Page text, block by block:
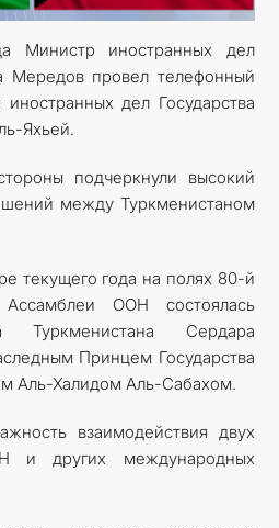
МИД
ДАННЫЕ
Министр иностранных дел
Мередов провел телефонный
дел Государства
Яхьей.
подчеркнули высокий
между Туркменистаном
текущего года на полях 80-й
ООН состоялась
Туркменистана Сердара
Принцем Государства
Аль-Халидом Аль-Сабахом.
взаимодействия двух
и других международных